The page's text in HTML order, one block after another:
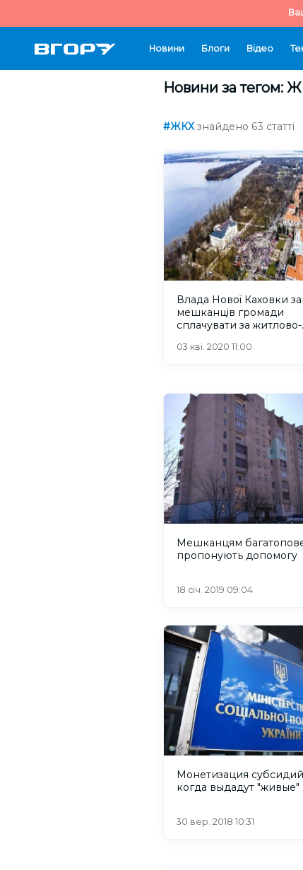
Новини Блоги Відео
Новини за тегом:
#ЖКХ знайдено 63 статті
Влада Нової Каховки
мешканців громади
сплачувати за житлово-
03 кві. 2020 11:00
Мешканцям
пропонують допомогу
18 січ. 2019 09:04
Монетизация
когда выдадут "живые"
30 вер. 2018 10:31